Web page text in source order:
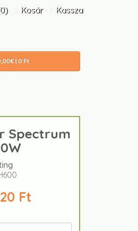
Kosár Kassza
| 0 Ft
Spectrum
Ft